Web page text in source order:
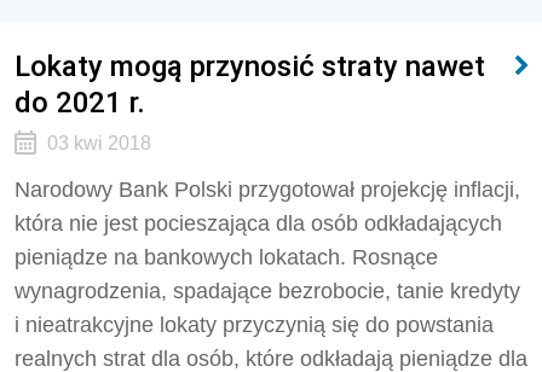
Lokaty mogą przynosić straty nawet
do 2021 r.
03 kwi 2018
Narodowy Bank Polski przygotował projekcję inflacji,
która nie jest pocieszająca dla osób odkładających
pieniądze na bankowych lokatach. Rosnące
wynagrodzenia, spadające bezrobocie, tanie kredyty
i nieatrakcyjne lokaty przyczynią się do powstania
realnych strat dla osób, które odkładają pieniądze dla